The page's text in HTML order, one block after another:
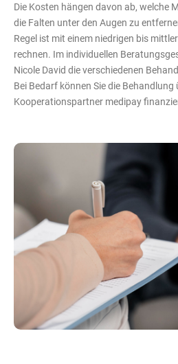
Die Kosten hängen davon ab, welche
die Falten unter den Augen zu
Regel ist mit einem niedrigen bis
rechnen. Im individuellen
Nicole David die verschiedenen
Bei Bedarf können Sie die Behandlung
Kooperationspartner medipay